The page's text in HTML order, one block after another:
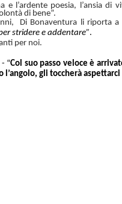
e l’ardente poesia, l’ansia di
di bene”.
Di Bonaventura li riporta a
stridere e addentare”.
per noi.
“Col suo passo veloce è
gli toccherà aspettarci